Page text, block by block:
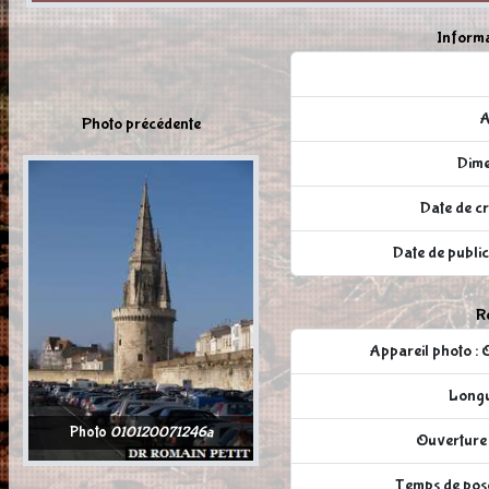
Photo précédente
Photo 010120071246a
Date de
Date de
Appareil photo :
Temps de